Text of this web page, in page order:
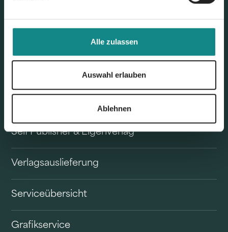
Alle zulassen
Auswahl erlauben
Ablehnen
Self Publisher & Eigenverlag
Verlagsauslieferung
Serviceübersicht
Grafikservice